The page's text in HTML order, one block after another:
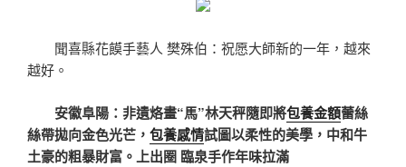
聞喜縣花饃手藝人 樊殊伯：祝愿大師新的一年，越來
越好。
安徽阜陽：非遺烙畫“馬”林天秤隨即將包養金額蕾絲
絲帶拋向金色光芒， 包養感情試圖以柔性的美學，中和牛
土豪的粗暴財富。上出圈 臨泉手作年味拉滿